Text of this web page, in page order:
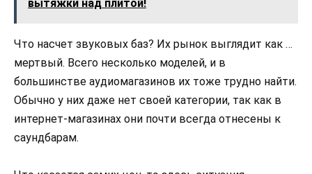
вытяжки над плитой!
Что насчет звуковых баз? Их рынок выглядит как …
мертвый. Всего несколько моделей, и в
большинстве аудиомагазинов их тоже трудно найти.
Обычно у них даже нет своей категории, так как в
интернет-магазинах они почти всегда отнесены к
саундбарам.